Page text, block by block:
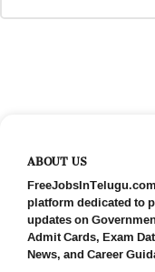
ABOUT US
platform dedicated to
updates on
Admit Cards, Exam
News, and Career